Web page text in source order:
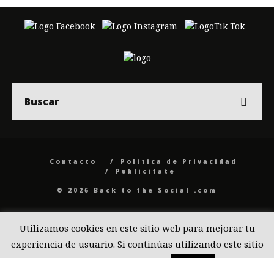
Contacto
Politica de Privacidad
Publicítate
© 2026 Back to the Social .com
Utilizamos cookies en este sitio web para mejorar tu
experiencia de usuario. Si continúas utilizando este sitio